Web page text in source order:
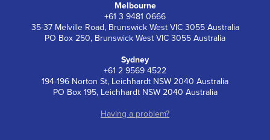
Melbourne
+61 3 9481 0666
35-37 Melville Road, Brunswick West VIC 3055 Australia
PO Box 250, Brunswick West VIC 3055 Australia
Sydney
+61 2 9569 4522
194-196 Norton St, Leichhardt NSW 2040 Australia
PO Box 195, Leichhardt NSW 2040 Australia
Having a problem?